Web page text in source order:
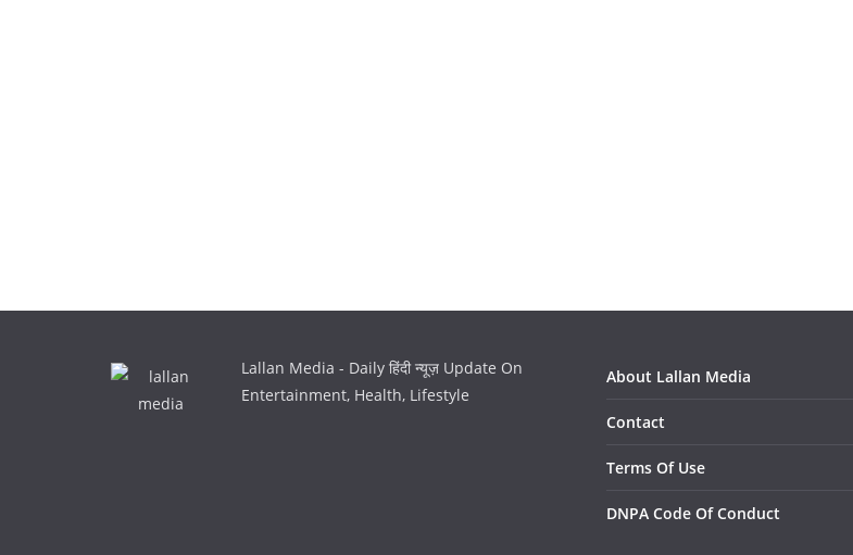
Lallan Media - Daily हिंदी न्यूज़ Update On
Entertainment, Health, Lifestyle
About Lallan Media
Contact
Terms Of Use
DNPA Code Of Conduct